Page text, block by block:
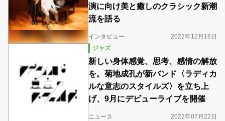
演に向け美と癒しのクラシック新潮
流を語る
インタビュー
2022年12月16日
ジャズ
新しい身体感覚、思考、感情の解放
を。菊地成孔が新バンド〈ラディカ
ルな意志のスタイルズ〉を立ち上
げ、9月にデビューライブを開催
ニュース
2022年07月22日